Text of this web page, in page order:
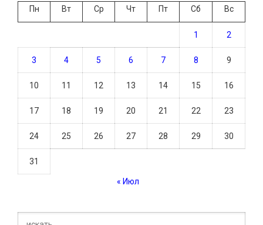
Пн
Вт Ср Чт Пт Сб Вс
1 2
3 4 5 6 7 8 9
10 11 12 13 14 15 16
17 18 19 20 21 22 23
24 25 26 27 28 29 30
31
« Июл